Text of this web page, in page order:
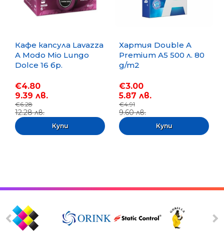
Кафе капсула Lavazza
A Modo Mio Lungo
Dolce 16 бр.
€4.80
9.39 лв.
€6.28
12.28 лв.
Хартия Double A
Premium A5 500 л. 80
g/m2
€3.00
5.87 лв.
€4.91
9.60 лв.